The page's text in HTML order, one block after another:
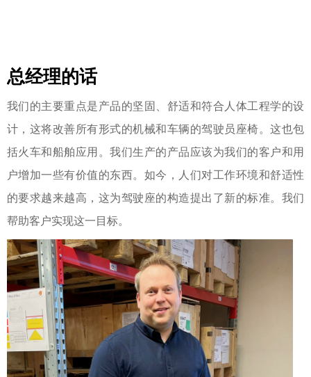
总经理的话
我们的主要重点是产品的坚固、舒适和符合人体工程学的设
计，这将改善所有形式的机械和车辆的驾驶员座椅。这也包
括火车和船舶应用。我们生产的产品应该为我们的客户和用
户增加一些有价值的东西。如今，人们对工作环境和舒适性
的要求越来越高，这为驾驶座的构造提出了新的标准。我们
帮助客户实现这一目标。